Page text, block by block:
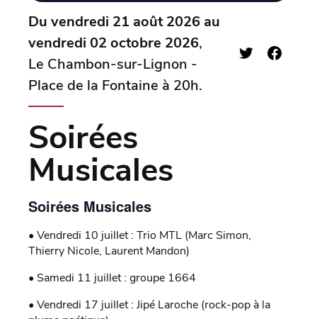
Du vendredi 21 août 2026 au
vendredi 02 octobre 2026,
Le Chambon-sur-Lignon -
Place de la Fontaine à 20h.
Soirées
Musicales
Soirées Musicales
• Vendredi 10 juillet : Trio MTL (Marc Simon,
Thierry Nicole, Laurent Mandon)
• Samedi 11 juillet : groupe 1664
• Vendredi 17 juillet : Jipé Laroche (rock-pop à la